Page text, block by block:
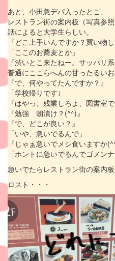
あと、小田急デパ入ったとこ、
レストラン街の案内板（写真参照
話によると大学生らしい。
『どこ上手いんですか？買い物
「ここのお蕎麦とか」
『渋いとこ来たねー。サッパリ系
普通にここらへんの甘ったるい
『で、何やってたんですか？』
「学校帰りです｣
『はやっ。残業しろよ、図書室で
『勉強 朝漬け？(^^)』
『で、どこが良い？』
「いや、急いでるんで」
『じゃぁ急いでメシ食いますか
「ホントに急いでるんでゴメン
急いでたらレストラン街の案内
ロスト・・・